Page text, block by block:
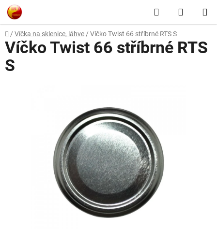
Přejít
na
obsah
Hledat
KOŠÍK
Domů
/ Víčka na sklenice, láhve / Víčko Twist 66 stříbrné RTS S
Víčko Twist 66 stříbrné RTS
S